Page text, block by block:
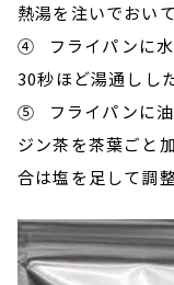
熱湯を注いでおい
④ フライパンに水
30秒ほど湯通しし
⑤ フライパンに油
ジン茶を茶葉ごと
合は塩を足して調整